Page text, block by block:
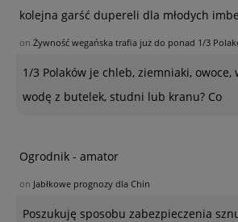
kolejna garść dupereli dla młodych
on Żywność wegańska trafia już do ponad 1/3
1/3 Polaków je chleb, ziemniaki, owoce,
wodę z butelek, studni lub kranu? Co
Ogrodnik - amator
on Jabłkowe prognozy dla Chin
Poszukuję sposobu zabezpieczenia